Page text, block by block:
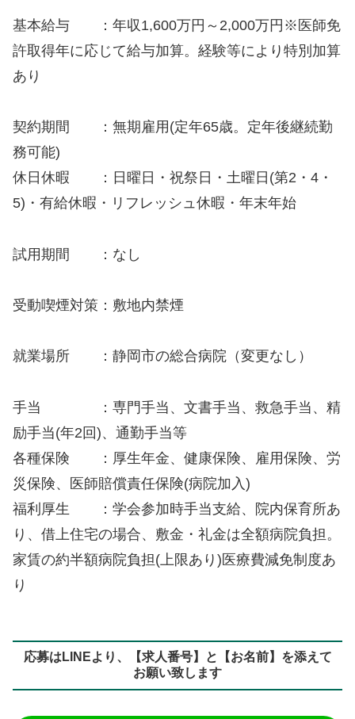
基本給与 ：年収1,600万円～2,000万円※医師免
許取得年に応じて給与加算。経験等により特別加算
あり
契約期間 ：無期雇用(定年65歳。定年後継続勤
務可能)
休日休暇 ：日曜日・祝祭日・土曜日(第2・4・
5)・有給休暇・リフレッシュ休暇・年末年始
試用期間 ：なし
受動喫煙対策：敷地内禁煙
就業場所 ：静岡市の総合病院（変更なし）
手当 ：専門手当、文書手当、救急手当、精
励手当(年2回)、通勤手当等
各種保険 ：厚生年金、健康保険、雇用保険、労
災保険、医師賠償責任保険(病院加入)
福利厚生 ：学会参加時手当支給、院内保育所あ
り、借上住宅の場合、敷金・礼金は全額病院負担。
家賃の約半額病院負担(上限あり)医療費減免制度あ
り
応募はLINEより、【求人番号】と【お名前】を添えて
お願い致します